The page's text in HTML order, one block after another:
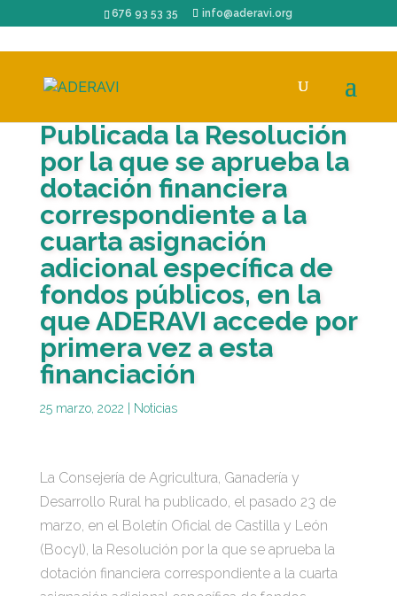
676 93 53 35 info@aderavi.org
Publicada la Resolución
por la que se aprueba la
dotación financiera
correspondiente a la
cuarta asignación
adicional específica de
fondos públicos, en la
que ADERAVI accede por
primera vez a esta
financiación
25 marzo, 2022 Noticias
La Consejería de Agricultura, Ganadería y
Desarrollo Rural ha publicado, el pasado 23 de
marzo, en el Boletín Oficial de Castilla y León
(Bocyl), la Resolución por la que se aprueba la
dotación financiera correspondiente a la cuarta